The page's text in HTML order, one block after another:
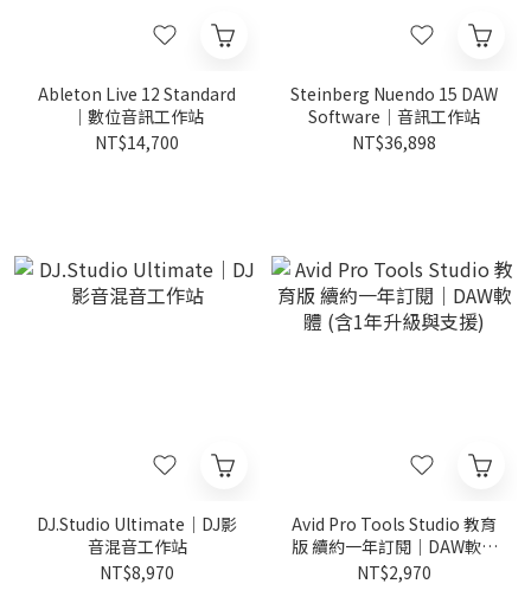
Ableton Live 12 Standard
｜數位音訊工作站
NT$14,700
Steinberg Nuendo 15 DAW
Software｜音訊工作站
NT$36,898
DJ.Studio Ultimate｜DJ影
音混音工作站
NT$8,970
Avid Pro Tools Studio 教育
版 續約一年訂閱｜DAW軟體
(含1年升級與支援)
NT$2,970